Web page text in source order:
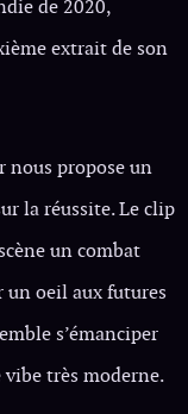
de 2020,
extrait de son
nous propose un
la réussite. Le clip
un combat
un oeil aux futures
s’émanciper
très moderne.